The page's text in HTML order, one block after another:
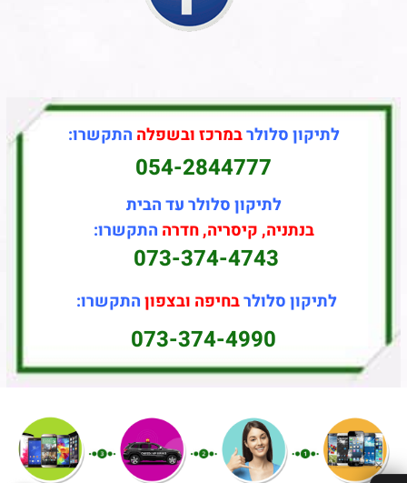
לתיקון סלולרבמרכז ובשפלה התקשרו:
054-2844777
לתיקון סלולר עד הבית
בנתניה, קיסריה, חדרה התקשרו:
073-374-4743
לתיקון סלולרבחיפה ובצפוןהתקשרו:
073-374-4990
✕